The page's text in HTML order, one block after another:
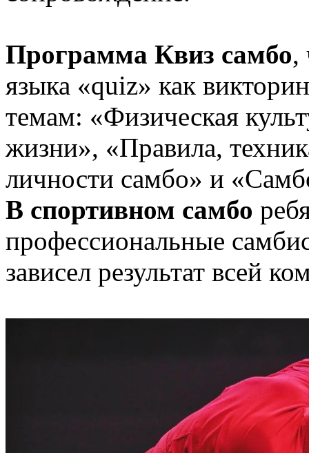
Программа Квиз самбо,
языка «quiz» как
темам: «Физическая
жизни», «Правила,
личности самбо» и
В спортивном самбо
профессиональные
зависел результат всей